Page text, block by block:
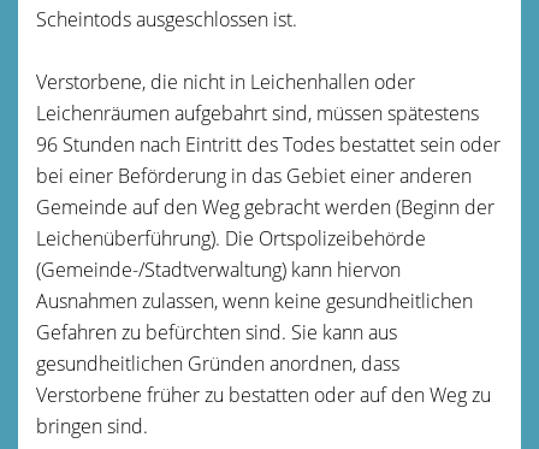
Scheintods ausgeschlossen ist.
Verstorbene, die nicht in Leichenhallen oder
Leichenräumen aufgebahrt sind, müssen spätestens
96 Stunden nach Eintritt des Todes bestattet sein oder
bei einer Beförderung in das Gebiet einer anderen
Gemeinde auf den Weg gebracht werden (Beginn der
Leichenüberführung). Die Ortspolizeibehörde
(Gemeinde-/Stadtverwaltung) kann hiervon
Ausnahmen zulassen, wenn keine gesundheitlichen
Gefahren zu befürchten sind. Sie kann aus
gesundheitlichen Gründen anordnen, dass
Verstorbene früher zu bestatten oder auf den Weg zu
bringen sind.